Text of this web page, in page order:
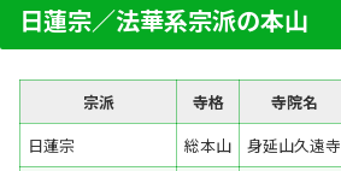
日蓮宗／法華系宗派の本山
宗派 寺格 寺院名
日蓮宗
総本山 身延山久遠寺